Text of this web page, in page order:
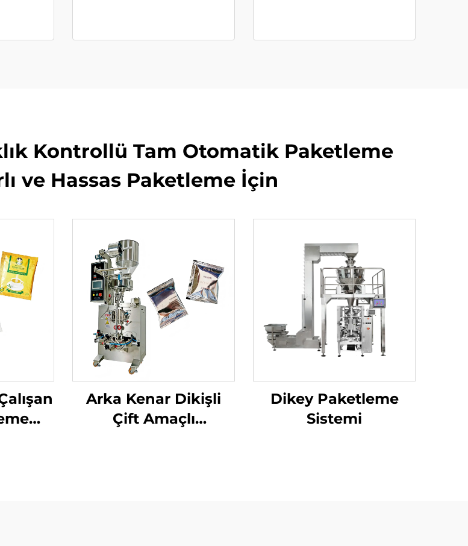
Kontrollü Tam Otomatik Paketleme
ve Hassas Paketleme İçin
Arka Kenar Dikişli
Çift Amaçlı
Dikey Paketleme
Sistemi